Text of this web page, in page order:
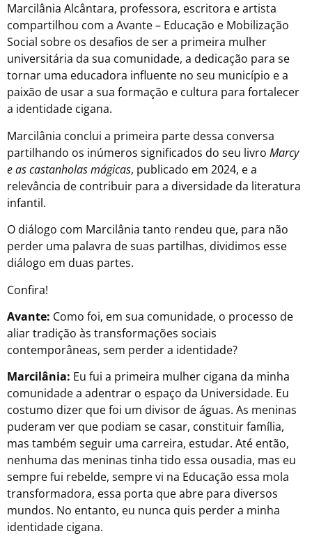
Marcilânia Alcântara, professora, escritora e artista
compartilhou com a Avante – Educação e Mobilização
Social sobre os desafios de ser a primeira mulher
universitária da sua comunidade, a dedicação para se
tornar uma educadora influente no seu município e a
paixão de usar a sua formação e cultura para fortalecer
a identidade cigana.
Marcilânia conclui a primeira parte dessa conversa
partilhando os inúmeros significados do seu livro Marcy
e as castanholas mágicas, publicado em 2024, e a
relevância de contribuir para a diversidade da literatura
infantil.
O diálogo com Marcilânia tanto rendeu que, para não
perder uma palavra de suas partilhas, dividimos esse
diálogo em duas partes.
Confira!
Avante: Como foi, em sua comunidade, o processo de
aliar tradição às transformações sociais
contemporâneas, sem perder a identidade?
Marcilânia: Eu fui a primeira mulher cigana da minha
comunidade a adentrar o espaço da Universidade. Eu
costumo dizer que foi um divisor de águas. As meninas
puderam ver que podiam se casar, constituir família,
mas também seguir uma carreira, estudar. Até então,
nenhuma das meninas tinha tido essa ousadia, mas eu
sempre fui rebelde, sempre vi na Educação essa mola
transformadora, essa porta que abre para diversos
mundos. No entanto, eu nunca quis perder a minha
identidade cigana.